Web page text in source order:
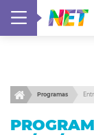
Programas